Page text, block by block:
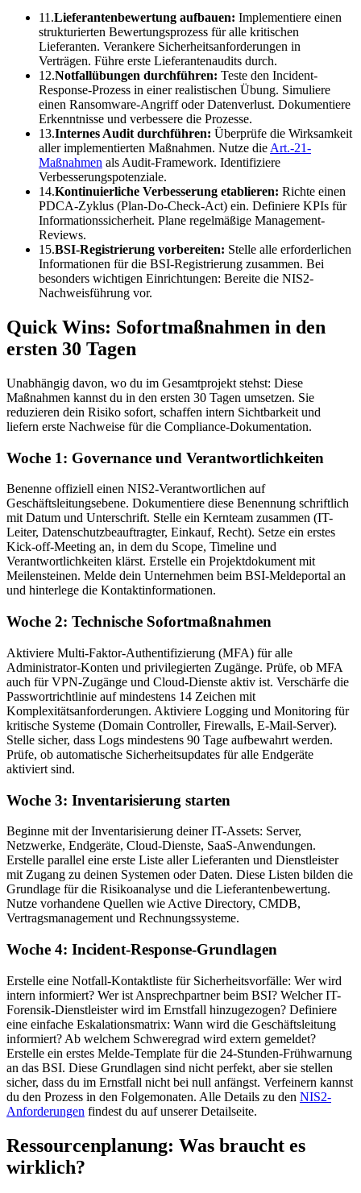
11.Lieferantenbewertung aufbauen: Implementiere einen
strukturierten Bewertungsprozess für alle kritischen
Lieferanten. Verankere Sicherheitsanforderungen in
Verträgen. Führe erste Lieferantenaudits durch.
12.Notfallübungen durchführen: Teste den Incident-
Response-Prozess in einer realistischen Übung. Simuliere
einen Ransomware-Angriff oder Datenverlust. Dokumentiere
Erkenntnisse und verbessere die Prozesse.
13.Internes Audit durchführen: Überprüfe die Wirksamkeit
aller implementierten Maßnahmen. Nutze die Art.-21-
Maßnahmen als Audit-Framework. Identifiziere
Verbesserungspotenziale.
14.Kontinuierliche Verbesserung etablieren: Richte einen
PDCA-Zyklus (Plan-Do-Check-Act) ein. Definiere KPIs für
Informationssicherheit. Plane regelmäßige Management-
Reviews.
15.BSI-Registrierung vorbereiten: Stelle alle erforderlichen
Informationen für die BSI-Registrierung zusammen. Bei
besonders wichtigen Einrichtungen: Bereite die NIS2-
Nachweisführung vor.
Quick Wins: Sofortmaßnahmen in den
ersten 30 Tagen
Unabhängig davon, wo du im Gesamtprojekt stehst: Diese
Maßnahmen kannst du in den ersten 30 Tagen umsetzen. Sie
reduzieren dein Risiko sofort, schaffen intern Sichtbarkeit und
liefern erste Nachweise für die Compliance-Dokumentation.
Woche 1: Governance und Verantwortlichkeiten
Benenne offiziell einen NIS2-Verantwortlichen auf
Geschäftsleitungsebene. Dokumentiere diese Benennung schriftlich
mit Datum und Unterschrift. Stelle ein Kernteam zusammen (IT-
Leiter, Datenschutzbeauftragter, Einkauf, Recht). Setze ein erstes
Kick-off-Meeting an, in dem du Scope, Timeline und
Verantwortlichkeiten klärst. Erstelle ein Projektdokument mit
Meilensteinen. Melde dein Unternehmen beim BSI-Meldeportal an
und hinterlege die Kontaktinformationen.
Woche 2: Technische Sofortmaßnahmen
Aktiviere Multi-Faktor-Authentifizierung (MFA) für alle
Administrator-Konten und privilegierten Zugänge. Prüfe, ob MFA
auch für VPN-Zugänge und Cloud-Dienste aktiv ist. Verschärfe die
Passwortrichtlinie auf mindestens 14 Zeichen mit
Komplexitätsanforderungen. Aktiviere Logging und Monitoring für
kritische Systeme (Domain Controller, Firewalls, E-Mail-Server).
Stelle sicher, dass Logs mindestens 90 Tage aufbewahrt werden.
Prüfe, ob automatische Sicherheitsupdates für alle Endgeräte
aktiviert sind.
Woche 3: Inventarisierung starten
Beginne mit der Inventarisierung deiner IT-Assets: Server,
Netzwerke, Endgeräte, Cloud-Dienste, SaaS-Anwendungen.
Erstelle parallel eine erste Liste aller Lieferanten und Dienstleister
mit Zugang zu deinen Systemen oder Daten. Diese Listen bilden die
Grundlage für die Risikoanalyse und die Lieferantenbewertung.
Nutze vorhandene Quellen wie Active Directory, CMDB,
Vertragsmanagement und Rechnungssysteme.
Woche 4: Incident-Response-Grundlagen
Erstelle eine Notfall-Kontaktliste für Sicherheitsvorfälle: Wer wird
intern informiert? Wer ist Ansprechpartner beim BSI? Welcher IT-
Forensik-Dienstleister wird im Ernstfall hinzugezogen? Definiere
eine einfache Eskalationsmatrix: Wann wird die Geschäftsleitung
informiert? Ab welchem Schweregrad wird extern gemeldet?
Erstelle ein erstes Melde-Template für die 24-Stunden-Frühwarnung
an das BSI. Diese Grundlagen sind nicht perfekt, aber sie stellen
sicher, dass du im Ernstfall nicht bei null anfängst. Verfeinern kannst
du den Prozess in den Folgemonaten. Alle Details zu den NIS2-
Anforderungen findest du auf unserer Detailseite.
Ressourcenplanung: Was braucht es
wirklich?